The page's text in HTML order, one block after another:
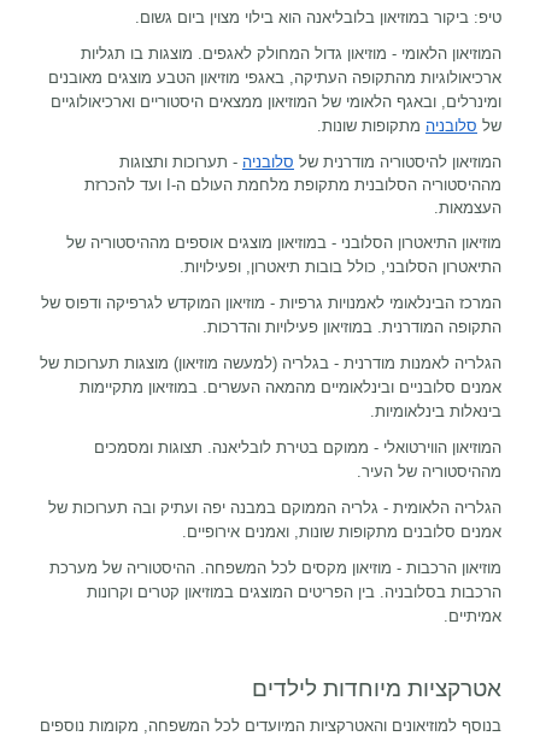
טיפ: ביקור במוזיאון בלובליאנה הוא בילוי מצוין ביום גשום.
המוזיאון הלאומי - מוזיאון גדול המחולק לאגפים. מוצגות בו תגליות
ארכיאולוגיות מהתקופה העתיקה, באגפי מוזיאון הטבע מוצגים מאובנים
ומינרלים, ובאגף הלאומי של המוזיאון ממצאים היסטוריים וארכיאולוגיים
של סלובניה מתקופות שונות.
המוזיאון להיסטוריה מודרנית של סלובניה - תערוכות ותצוגות
מההיסטוריה הסלובנית מתקופת מלחמת העולם ה- ועד להכרזת
העצמאות.
מוזיאון התיאטרון הסלובני - במוזיאון מוצגים אוספים מההיסטוריה של
התיאטרון הסלובני, כולל בובות תיאטרון, ופעילויות.
המרכז הבינלאומי לאמנויות גרפיות - מוזיאון המוקדש לגרפיקה ודפוס של
התקופה המודרנית. במוזיאון פעילויות והדרכות.
הגלריה לאמנות מודרנית - בגלריה (למעשה מוזיאון) מוצגות תערוכות של
אמנים סלובניים ובינלאומיים מהמאה העשרים. במוזיאון מתקיימות
בינאלות בינלאומיות.
המוזיאון הווירטואלי - ממוקם בטירת לובליאנה. תצוגות ומסמכים
מההיסטוריה של העיר.
הגלריה הלאומית - גלריה הממוקם במבנה יפה ועתיק ובה תערוכות של
אמנים סלובנים מתקופות שונות, ואמנים אירופיים.
מוזיאון הרכבות - מוזיאון מקסים לכל המשפחה. ההיסטוריה של מערכת
הרכבות בסלובניה. בין הפריטים המוצגים במוזיאון קטרים וקרונות
אמיתיים.
אטרקציות מיוחדות לילדים
בנוסף למוזיאונים והאטרקציות המיועדים לכל המשפחה, מקומות נוספים